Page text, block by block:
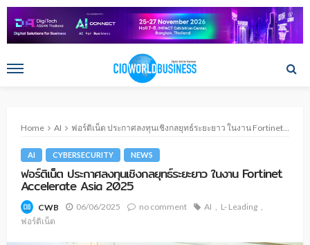
Home AI ฟอร์ติเน็ต ประกาศลงทุนเชิงกลยุทธ์ระยะยาว ในงาน Fortinet Accelerate Asia 2025
AI CYBERSECURITY NEWS
ฟอร์ติเน็ต ประกาศลงทุนเชิงกลยุทธ์ระยะยาว ในงาน Fortinet
Accelerate Asia 2025
CWB 06/06/2025 no comment AI
L- Leading
ฟอร์ติเน็ต